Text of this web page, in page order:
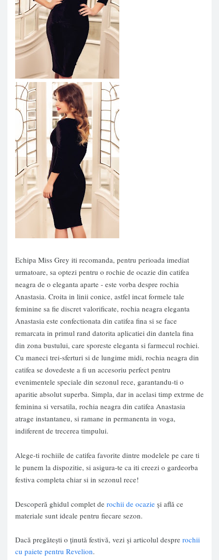
Echipa Miss Grey iti recomanda, pentru perioada imediat
urmatoare, sa optezi pentru o rochie de ocazie din catifea
neagra de o eleganta aparte - este vorba despre rochia
Anastasia. Croita in linii conice, astfel incat formele tale
feminine sa fie discret valorificate, rochia neagra eleganta
Anastasia este confectionata din catifea fina si se face
remarcata in primul rand datorita aplicatiei din dantela fina
din zona bustului, care sporeste eleganta si farmecul rochiei.
Cu maneci trei-sferturi si de lungime midi, rochia neagra din
catifea se dovedeste a fi un accesoriu perfect pentru
evenimentele speciale din sezonul rece, garantandu-ti o
aparitie absolut superba. Simpla, dar in acelasi timp extrme de
feminina si versatila, rochia neagra din catifea Anastasia
atrage instantaneu, si ramane in permanenta in voga,
indiferent de trecerea timpului.
Alege-ti rochiile de catifea favorite dintre modelele pe care ti
le punem la dispozitie, si asigura-te ca iti creezi o gardeorba
festiva completa chiar si in sezonul rece!
Descoperă ghidul complet de rochii de ocazie și află ce
materiale sunt ideale pentru fiecare sezon.
Dacă pregătești o ținută festivă, vezi și articolul despre rochii
cu paiete pentru Revelion.